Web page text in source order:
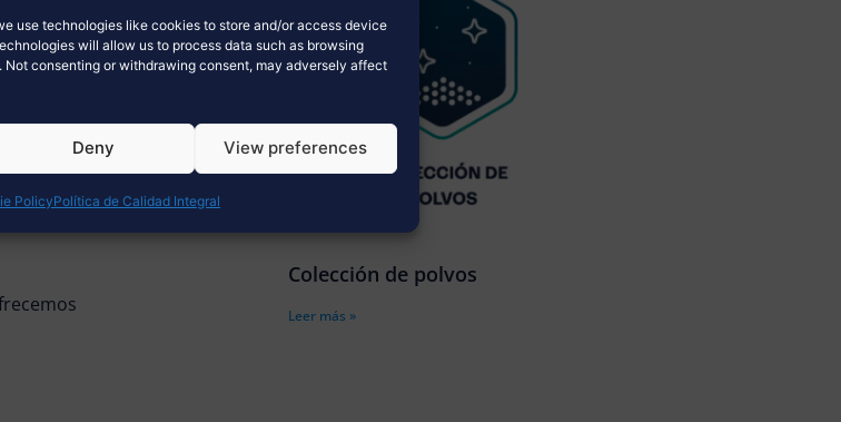
use technologies like cookies to store and/or access device
will allow us to process data such as browsing
Not consenting or withdrawing consent, may adversely affect
Deny View preferences
PolicyPolítica de Calidad Integral
Colección de polvos
Leer más »